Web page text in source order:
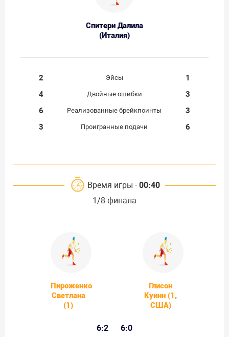
Спитери Далила
(Италия)
2 Эйсы
1
4
Двойные ошибки
3
6
Реализованные брейкпоинты
3
3
Проигранные подачи 6
Время игры - 00:40
1/8 финала
Пироженко
Светлана
(1)
Глисон
Куинн (1,
США)
6:2 6:0